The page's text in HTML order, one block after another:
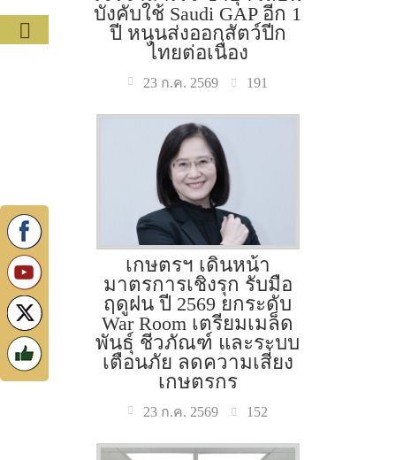
บังคับใช้ Saudi GAP อีก 1
ปี หนุนส่งออกสัตว์ปีก
ไทยต่อเนื่อง
23 ก.ค. 2569 191
เกษตรฯ เดินหน้า
มาตรการเชิงรุก รับมือ
ฤดูฝน ปี 2569 ยกระดับ
War Room เตรียมเมล็ด
พันธุ์ ชีวภัณฑ์ และระบบ
เตือนภัย ลดความเสี่ยง
เกษตรกร
23 ก.ค. 2569 152